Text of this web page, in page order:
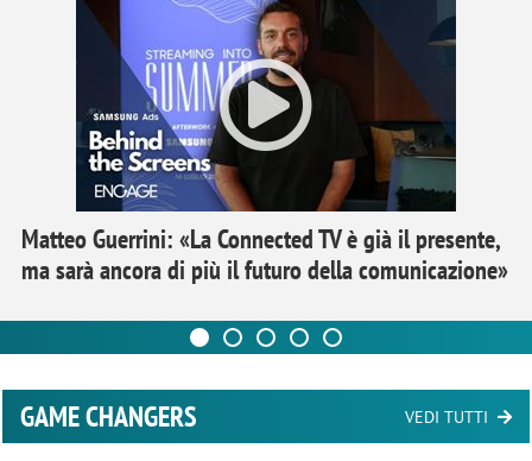
Matteo Guerrini: «La Connected TV è già il presente,
ma sarà ancora di più il futuro della comunicazione»
GAME CHANGERS VEDI TUTTI